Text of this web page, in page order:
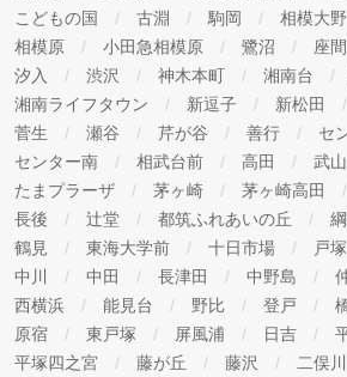
こどもの国
古淵 駒岡 相模大野
相模原
小田急相模原 鷺沼 座間
汐入
渋沢 神木本町 湘南台
湘南ライフタウン
新逗子 新松田
菅生
瀬谷 芹が谷 善行
セ
センター南
相武台前 高田 武山
たまプラーザ
茅ヶ崎 茅ヶ崎高田
長後
辻堂 都筑ふれあいの丘
鶴見
東海大学前 十日市場 戸塚
中川
中田 長津田 中野島
西横浜
能見台 野比 登戸
原宿
東戸塚 屏風浦 日吉
平塚四之宮
藤が丘 藤沢 二俣川